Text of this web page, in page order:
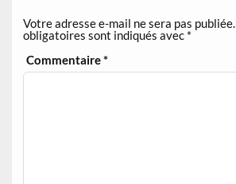
Votre adresse e-mail ne sera pas publiée.
obligatoires sont indiqués avec *
Commentaire*